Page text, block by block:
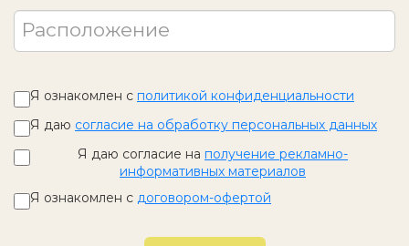
Расположение
Я ознакомлен с политикой конфиденциальности
Я даю согласие на обработку персональных данных
Я даю согласие на получение рекламно-
информативных материалов
Я ознакомлен с договором-офертой